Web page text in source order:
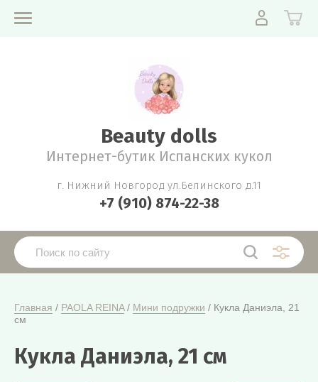
Beauty dolls
Интернет-бутик Испанских кукол
г. Нижний Новгород ул.Белинского д.11
+7 (910) 874-22-38
Главная / PAOLA REINA / Мини подружки / Кукла Даниэла, 21
см
Кукла Даниэла, 21 см